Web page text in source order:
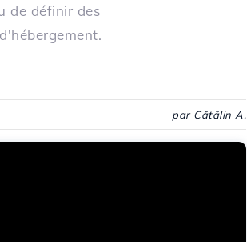
de définir des
par Cătălin A.